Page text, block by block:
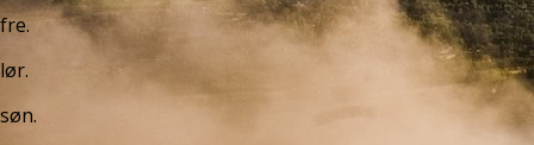
fre.
lør.
søn.